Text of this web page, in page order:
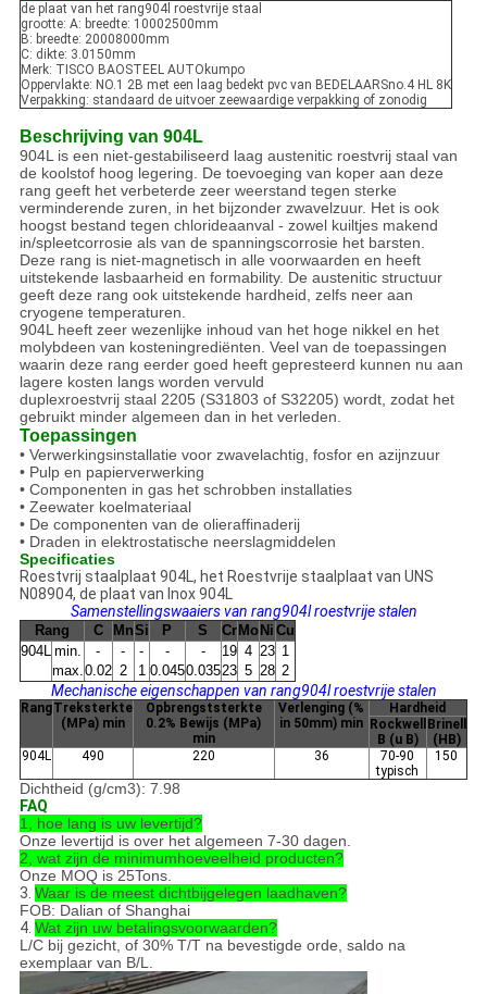
de plaat van het rang904l roestvrije staal
grootte: A: breedte: 10002500mm
B: breedte: 20008000mm
C: dikte: 3.0150mm
Merk: TISCO BAOSTEEL AUTOkumpo
Oppervlakte: NO.1 2B met een laag bedekt pvc van BEDELAARSno.4 HL 8K
Verpakking: standaard de uitvoer zeewaardige verpakking of zonodig
Beschrijving van 904L
904L is een niet-gestabiliseerd laag austenitic roestvrij staal van
de koolstof hoog legering. De toevoeging van koper aan deze
rang geeft het verbeterde zeer weerstand tegen sterke
verminderende zuren, in het bijzonder zwavelzuur. Het is ook
hoogst bestand tegen chlorideaanval - zowel kuiltjes makend
in/spleetcorrosie als van de spanningscorrosie het barsten.
Deze rang is niet-magnetisch in alle voorwaarden en heeft
uitstekende lasbaarheid en formability. De austenitic structuur
geeft deze rang ook uitstekende hardheid, zelfs neer aan
cryogene temperaturen.
904L heeft zeer wezenlijke inhoud van het hoge nikkel en het
molybdeen van kosteningrediënten. Veel van de toepassingen
waarin deze rang eerder goed heeft gepresteerd kunnen nu aan
lagere kosten langs worden vervuld
duplexroestvrij staal 2205 (S31803 of S32205) wordt, zodat het
gebruikt minder algemeen dan in het verleden.
Toepassingen
•Verwerkingsinstallatie voor zwavelachtig, fosfor en azijnzuur
• Pulp en papierverwerking
• Componenten in gas het schrobben installaties
• Zeewater koelmateriaal
• De componenten van de olieraffinaderij
• Draden in elektrostatische neerslagmiddelen
Specificaties
Roestvrij staalplaat 904L, het Roestvrije staalplaat van UNS
N08904, de plaat van Inox 904L
Samenstellingswaaiers van rang904l roestvrije stalen
Rang C MnSi P S Cr Mo Ni Cu
904L min.
max.
-
0.02
-
2
-
1
-
0.045
-
0.035
19
23
4
5
23
28
1
2
Mechanische eigenschappen van rang904l roestvrije stalen
RangTreksterkte
(MPa) min
Opbrengststerkte
0.2% Bewijs (MPa)
min
Verlenging (%
in 50mm) min
Hardheid
Rockwell
B (u B)
Brinell
(HB)
904L
490 220 36
70-90
typisch
150
Dichtheid (g/cm3): 7.98
FAQ
1, hoe lang is uw levertijd?
Onze levertijd is over het algemeen 7-30 dagen.
2, wat zijn de minimumhoeveelheid producten?
Onze MOQ is 25Tons.
3. Waar is de meest dichtbijgelegen laadhaven?
FOB: Dalian of Shanghai
4. Wat zijn uw betalingsvoorwaarden?
L/C bij gezicht, of 30% T/T na bevestigde orde, saldo na
exemplaar van B/L.